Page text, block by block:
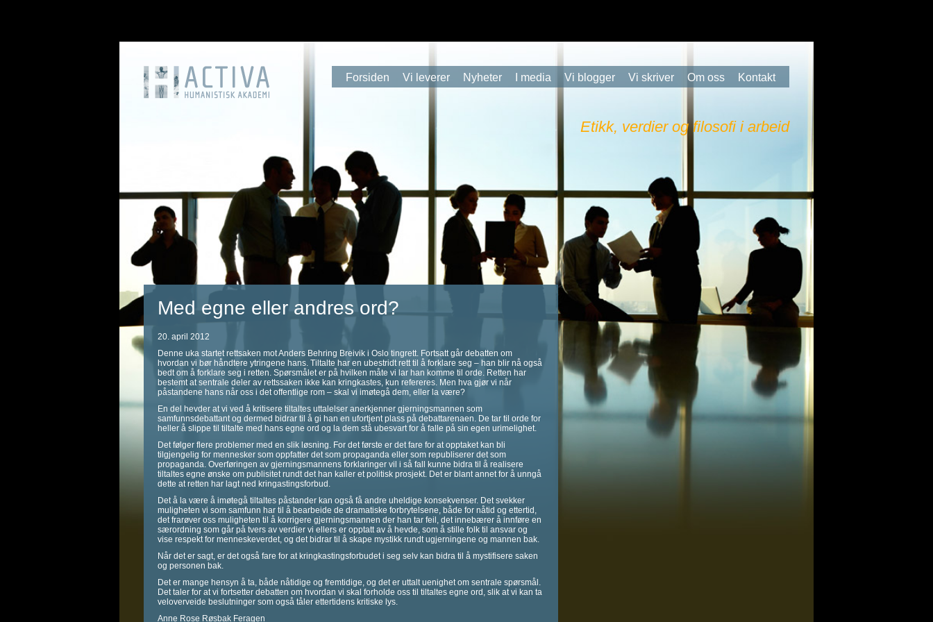
Forsiden Vi leverer Nyheter I media Vi blogger Vi skriver Om oss Kontakt
Etikk, verdier og filosofi i arbeid
Med egne eller andres ord?
20. april 2012
Denne uka startet rettsaken mot Anders Behring Breivik i Oslo tingrett. Fortsatt går debatten om
hvordan vi bør håndtere ytringene hans. Tiltalte har en ubestridt rett til å forklare seg – han blir nå også
bedt om å forklare seg i retten. Spørsmålet er på hvilken måte vi lar han komme til orde. Retten har
bestemt at sentrale deler av rettssaken ikke kan kringkastes, kun refereres. Men hva gjør vi når
påstandene hans når oss i det offentlige rom – skal vi imøtegå dem, eller la være?
En del hevder at vi ved å kritisere tiltaltes uttalelser anerkjenner gjerningsmannen som
samfunnsdebattant og dermed bidrar til å gi han en ufortjent plass på debattarenaen. De tar til orde for
heller å slippe til tiltalte med hans egne ord og la dem stå ubesvart for å falle på sin egen urimelighet.
Det følger flere problemer med en slik løsning. For det første er det fare for at opptaket kan bli
tilgjengelig for mennesker som oppfatter det som propaganda eller som republiserer det som
propaganda. Overføringen av gjerningsmannens forklaringer vil i så fall kunne bidra til å realisere
tiltaltes egne ønske om publisitet rundt det han kaller et politisk prosjekt. Det er blant annet for å unngå
dette at retten har lagt ned kringastingsforbud.
Det å la være å imøtegå tiltaltes påstander kan også få andre uheldige konsekvenser. Det svekker
muligheten vi som samfunn har til å bearbeide de dramatiske forbrytelsene, både for nåtid og ettertid,
det frarøver oss muligheten til å korrigere gjerningsmannen der han tar feil, det innebærer å innføre en
særordning som går på tvers av verdier vi ellers er opptatt av å hevde, som å stille folk til ansvar og
vise respekt for menneskeverdet, og det bidrar til å skape mystikk rundt ugjerningene og mannen bak.
Når det er sagt, er det også fare for at kringkastingsforbudet i seg selv kan bidra til å mystifisere saken
og personen bak.
Det er mange hensyn å ta, både nåtidige og fremtidige, og det er uttalt uenighet om sentrale spørsmål.
Det taler for at vi fortsetter debatten om hvordan vi skal forholde oss til tiltaltes egne ord, slik at vi kan ta
veloverveide beslutninger som også tåler ettertidens kritiske lys.
Anne Rose Røsbak Feragen